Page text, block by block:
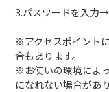
3.パスワードを入力→
※アクセスポイント
合もあります。
※お使いの環境によ
になれない場合があり